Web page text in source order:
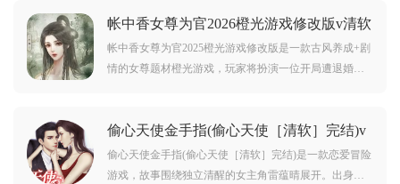
细腻的剧情分支和丰富的互动玩法，带你体验恋爱的甜
蜜与悬念，揭开小岛背后的谜团。
帐中香女尊为官2026橙光游戏修改版v清软
解锁版
帐中香女尊为官2025橙光游戏修改版是一款古风养成+剧
情的女尊题材橙光游戏，玩家将扮演一位开局遭退婚的
同时可自由选择婚恋模式，或专宠一人，或广纳夫侍，
书写独属于你的逍遥传奇。
偷心天使金手指(偷心天使［清软］完结)v
清软 无限鲜花
偷心天使金手指(偷心天使［清软］完结)是一款恋爱冒险
游戏，故事围绕独立清醒的女主角雷蕴晴展开。出身单